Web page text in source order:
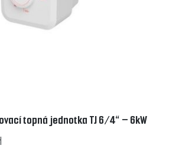
topná jednotka TJ 6/4“ – 6kW